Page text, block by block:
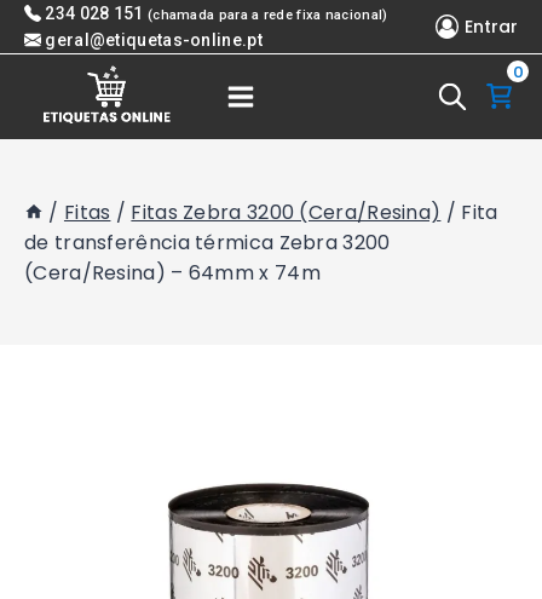
Skip 234 028 151 (chamada para a rede fixa nacional)
geral@etiquetas-online.pt
Entrar
0
/ Fitas / Fitas Zebra 3200 (Cera/Resina) / Fita
de transferência térmica Zebra 3200
(Cera/Resina) – 64mm x 74m